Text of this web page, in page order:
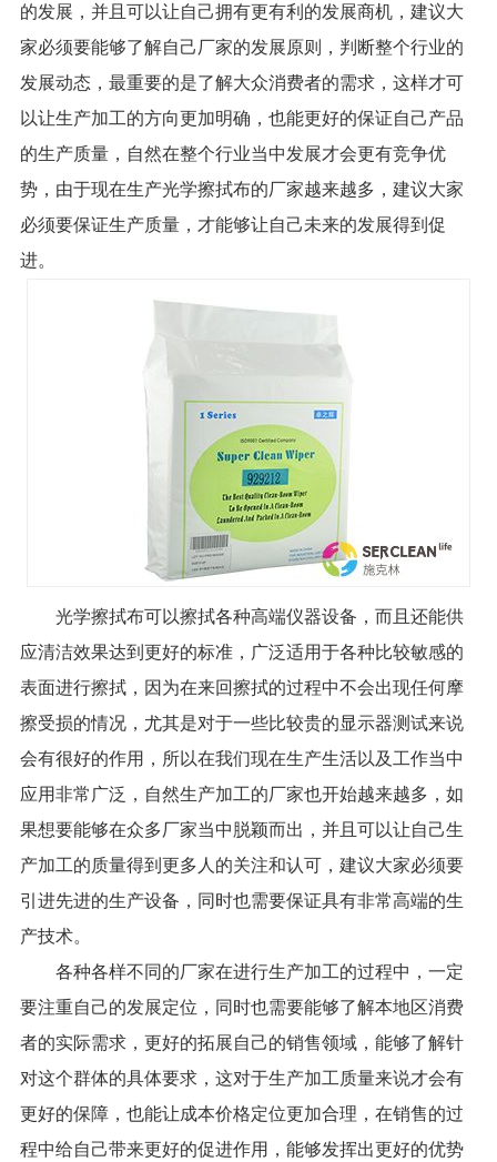
的发展，并且可以让自己拥有更有利的发展商机，建议大
家必须要能够了解自己厂家的发展原则，判断整个行业的
发展动态，最重要的是了解大众消费者的需求，这样才可
以让生产加工的方向更加明确，也能更好的保证自己产品
的生产质量，自然在整个行业当中发展才会更有竞争优
势，由于现在生产光学擦拭布的厂家越来越多，建议大家
必须要保证生产质量，才能够让自己未来的发展得到促
进。
光学擦拭布可以擦拭各种高端仪器设备，而且还能供
应清洁效果达到更好的标准，广泛适用于各种比较敏感的
表面进行擦拭，因为在来回擦拭的过程中不会出现任何摩
擦受损的情况，尤其是对于一些比较贵的显示器测试来说
会有很好的作用，所以在我们现在生产生活以及工作当中
应用非常广泛，自然生产加工的厂家也开始越来越多，如
果想要能够在众多厂家当中脱颖而出，并且可以让自己生
产加工的质量得到更多人的关注和认可，建议大家必须要
引进先进的生产设备，同时也需要保证具有非常高端的生
产技术。
各种各样不同的厂家在进行生产加工的过程中，一定
要注重自己的发展定位，同时也需要能够了解本地区消费
者的实际需求，更好的拓展自己的销售领域，能够了解针
对这个群体的具体要求，这对于生产加工质量来说才会有
更好的保障，也能让成本价格定位更加合理，在销售的过
程中给自己带来更好的促进作用，能够发挥出更好的优势